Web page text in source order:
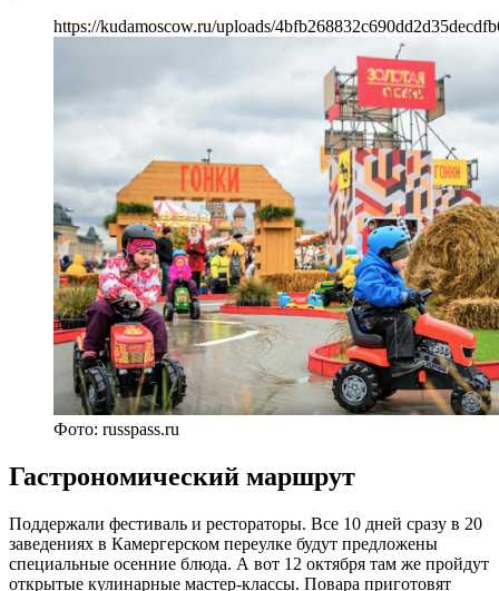
https://kudamoscow.ru/uploads/
Фото: russpass.ru
Гастрономический маршрут
Поддержали фестиваль и рестораторы. Все 10 дней сразу в 20
заведениях в Камергерском переулке будут предложены
специальные осенние блюда. А вот 12 октября там же пройдут
открытые кулинарные мастер-классы. Повара приготовят